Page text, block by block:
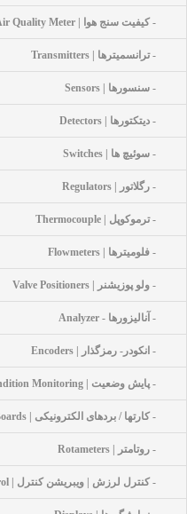
- کیفیت سنج هوا | Air Quality Meter
- ترانسمیترها | Transmitters
- سنسورها | Sensors
- دیتکتورها | Detectors
- سوئیچ ها | Switches
- رگلاتور | Regulators
- ترموکوپل | Thermocouple
- فلومیترها | Flowmeters
- ولو پوزیشنر | Valve Positioners
- آنالیزورها - Analyzer
- انکودر- رمزگذار | Encoders
- پایش وضعیت | Condition Monitoring
- کارتها / بردهای الکترونیکی | Electronic Cards/Boards
- روتامتر | Rotameters
- کنترل لرزش | ویبریشن کنترل | Vibration Control